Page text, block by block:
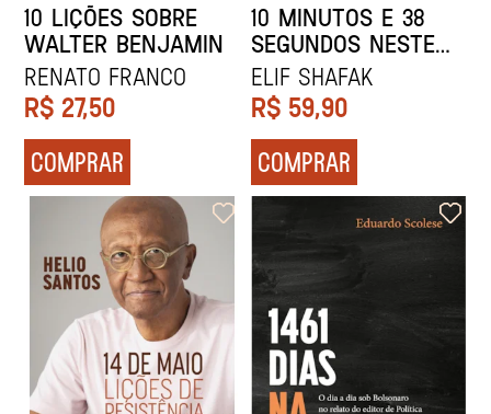
10 LIÇÕES SOBRE
WALTER BENJAMIN
Renato Franco
R$ 27,50
COMPRAR
10 MINUTOS E 38
SEGUNDOS NESTE
MUNDO ESTRANHO
Elif Shafak
R$ 59,90
COMPRAR